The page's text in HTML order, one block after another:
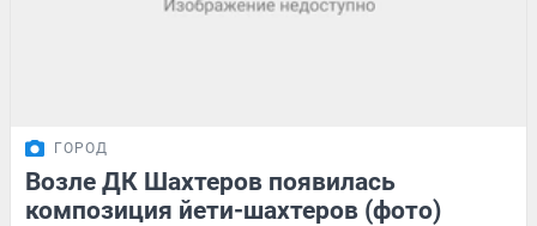
ГОРОД
Возле ДК Шахтеров появилась
композиция йети-шахтеров (фото)